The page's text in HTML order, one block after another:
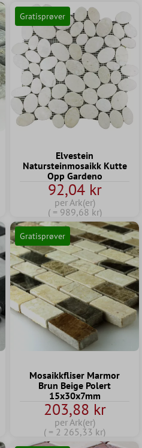
Gratisprøver
Elvestein
Natursteinmosaikk Kutte
Opp Gardeno
92,04 kr
per Ark(er)
( = 989,68 kr)
av 5 av 5 stjerner
Gratisprøver
Mosaikkfliser Marmor
Brun Beige Polert
15x30x7mm
203,88 kr
per Ark(er)
( = 2 265,33 kr)